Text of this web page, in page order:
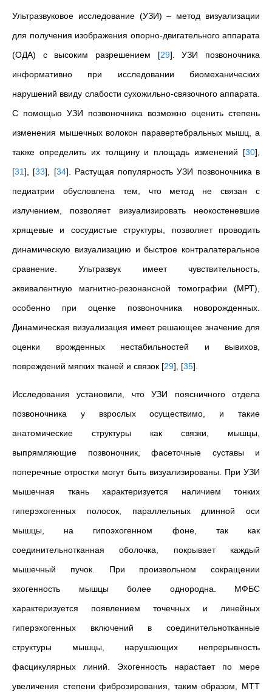
Ультразвуковое исследование (УЗИ) – метод визуализации
для получения изображения опорно-двигательного аппарата
(ОДА) с высоким разрешением [29] . УЗИ позвоночника
информативно при исследовании биомеханических
нарушений ввиду слабости сухожильно-связочного аппарата.
С помощью УЗИ позвоночника возможно оценить степень
изменения мышечных волокон паравертебральных мышц, а
также определить их толщину и площадь изменений [30]
[31] [33] [34] . Растущая популярность УЗИ позвоночника в
педиатрии обусловлена тем, что метод не связан с
излучением, позволяет визуализировать неокостеневшие
хрящевые и сосудистые структуры, позволяет проводить
динамическую визуализацию и быстрое контралатеральное
сравнение. Ультразвук имеет чувствительность,
эквивалентную магнитно-резонансной томографии (МРТ),
особенно при оценке позвоночника новорожденных.
Динамическая визуализация имеет решающее значение для
оценки врожденных нестабильностей и вывихов,
повреждений мягких тканей и связок [29] [35]
Исследования установили, что УЗИ поясничного отдела
позвоночника у взрослых осуществимо, и такие
анатомические структуры как связки, мышцы,
выпрямляющие позвоночник, фасеточные суставы и
поперечные отростки могут быть визуализированы. При УЗИ
мышечная ткань характеризуется наличием тонких
гиперэхогенных полосок, параллельных длинной оси
мышцы, на гипоэхогенном фоне, так как
соединительнотканная оболочка, покрывает каждый
мышечный пучок. При произвольном сокращении
эхогенность мышцы более однородна. МФБС
характеризуется появлением точечных и линейных
гиперэхогенных включений в соединительнотканные
структуры мышцы, нарушающих непрерывность
фасцикулярных линий. Эхогенность нарастает по мере
увеличения степени фиброзирования, таким образом, MТТ